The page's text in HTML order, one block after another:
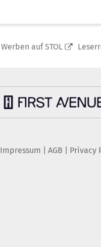
Werben auf STOL
Impressum AGB Privacy